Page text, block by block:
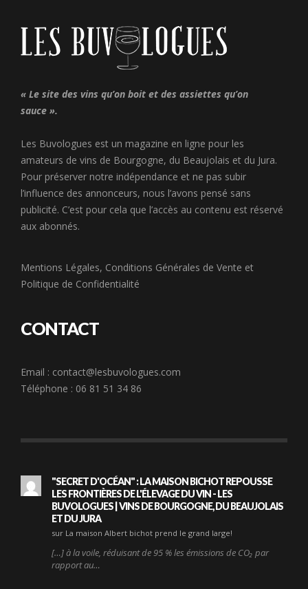
« Le site des vins qu’on boit et des assiettes qu’on
sauce ».
Les Buvologues est un magazine en ligne pour les
amateurs de vins de Bourgogne, du Beaujolais et du Jura.
Pour préserver notre indépendance et ne pas subir
l’influence des annonceurs, nous l’avons pensé sans
publicité. C’est pour cela que l’accès au contenu est réservé
aux abonnés.
Mentions Légales, Conditions Générales de Vente et
Politique de Confidentialité
CONTACT
Email : contact@lesbuvologues.com
Téléphone : 06 81 51 34 86
"SECRET D'OCÉAN" : LA MAISON BICHOT REPOUSSE
LES FRONTIÈRES DE L'ÉLEVAGE DU VIN - LES
BUVOLOGUES | VINS DE BOURGOGNE, DU BEAUJOLAIS
ET DU JURA
sur La maison Albert bichot prend le grand large!
[…] à la voile, réduisant de 95 % les émissions de CO₂ par
rapport au…